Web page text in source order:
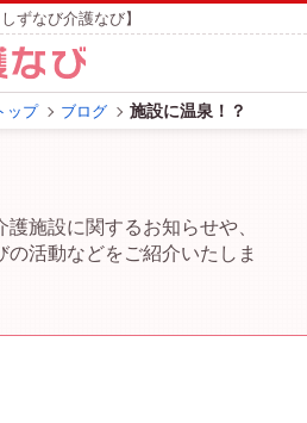
ずなび介護なび】
ップ ブログ 施設に温泉！？
施設に関するお知らせや、
の活動などをご紹介いたしま